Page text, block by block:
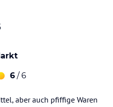
6 / 6
aber auch pfiffige Waren